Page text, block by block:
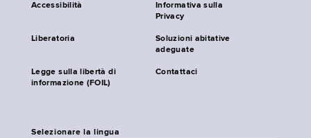
Accessibilità
Informativa sulla
Privacy
Liberatoria
Soluzioni abitative
adeguate
Legge sulla libertà di
informazione (FOIL)
Contattaci
Selezionare la lingua